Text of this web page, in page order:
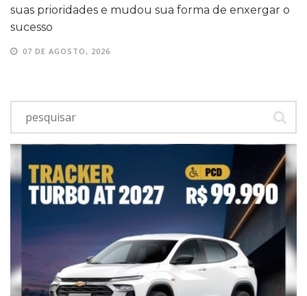
suas prioridades e mudou sua forma de enxergar o
sucesso
07 DE AGOSTO, 2026